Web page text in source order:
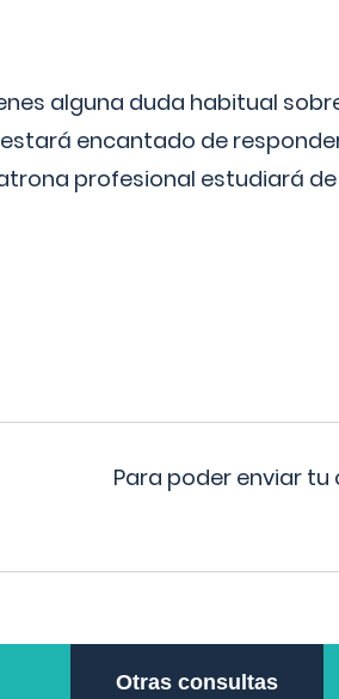
alguna duda habitual
estará encantado de
profesional estudiará
Para poder enviar tu
Otras consultas